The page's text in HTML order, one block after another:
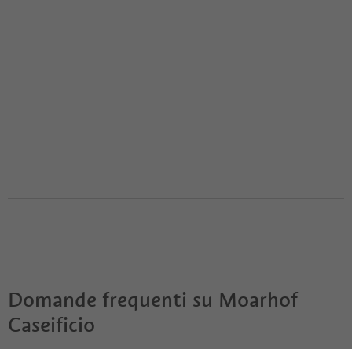
Domande frequenti su Moarhof
Caseificio